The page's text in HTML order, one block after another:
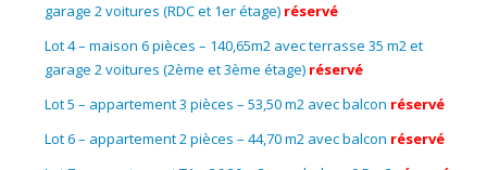
garage 2 voitures (RDC et 1er étage) réservé
Lot 4 – maison 6 pièces – 140,65m2 avec terrasse 35 m2 et
garage 2 voitures (2ème et 3ème étage) réservé
Lot 5 – appartement 3 pièces – 53,50 m2 avec balcon réservé
Lot 6 – appartement 2 pièces – 44,70 m2 avec balcon réservé